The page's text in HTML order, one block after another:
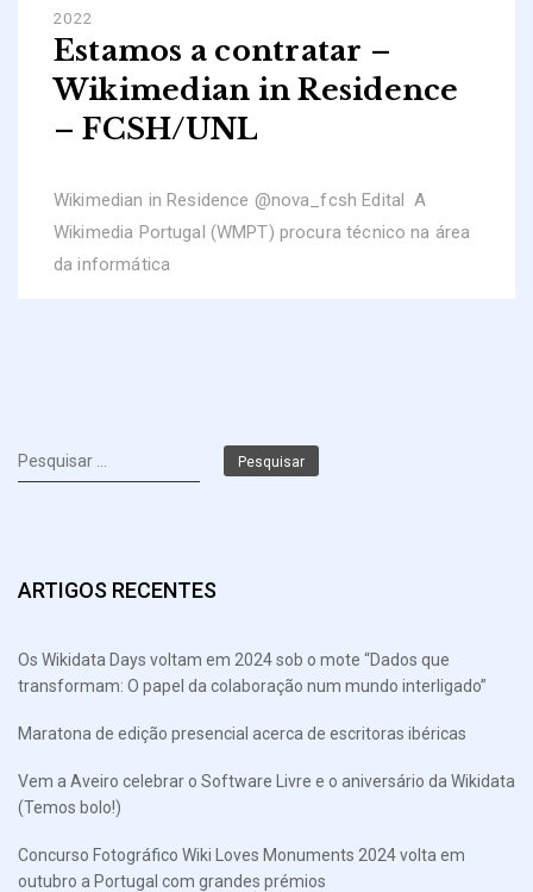
2022
Estamos a contratar –
Wikimedian in Residence
– FCSH/UNL
Wikimedian in Residence @nova_fcsh Edital A
Wikimedia Portugal (WMPT) procura técnico na área
da informática
Pesquisar
por:
ARTIGOS RECENTES
Os Wikidata Days voltam em 2024 sob o mote “Dados que
transformam: O papel da colaboração num mundo interligado”
Maratona de edição presencial acerca de escritoras ibéricas
Vem a Aveiro celebrar o Software Livre e o aniversário da Wikidata
(Temos bolo!)
Concurso Fotográfico Wiki Loves Monuments 2024 volta em
outubro a Portugal com grandes prémios